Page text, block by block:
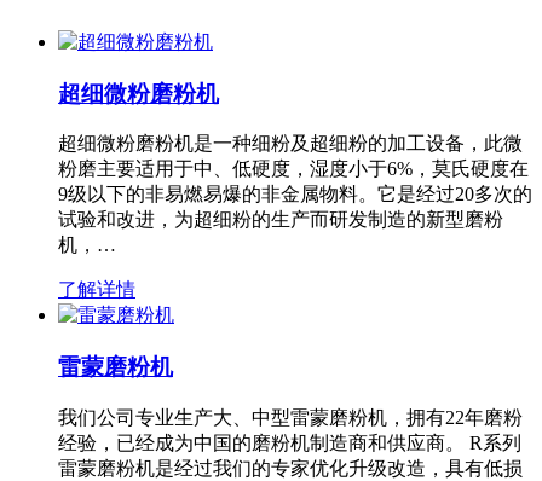
超细微粉磨粉机
超细微粉磨粉机是一种细粉及超细粉的加工设备，此微
粉磨主要适用于中、低硬度，湿度小于6%，莫氏硬度在
9级以下的非易燃易爆的非金属物料。它是经过20多次的
试验和改进，为超细粉的生产而研发制造的新型磨粉
机，…
了解详情
雷蒙磨粉机
我们公司专业生产大、中型雷蒙磨粉机，拥有22年磨粉
经验，已经成为中国的磨粉机制造商和供应商。 R系列
雷蒙磨粉机是经过我们的专家优化升级改造，具有低损